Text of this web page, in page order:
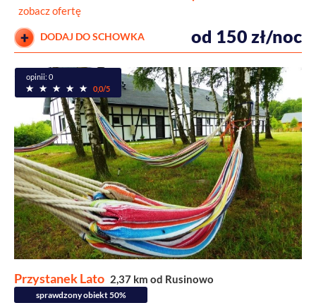
zobacz ofertę
DODAJ DO SCHOWKA od 150 zł/noc
opinii: 0
0,0/5
Przystanek Lato 2,37 km od Rusinowo
sprawdzony obiekt 50%